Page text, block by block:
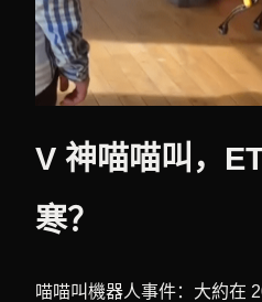
V 神喵喵叫，
寒？
喵喵叫機器人事件：大約在